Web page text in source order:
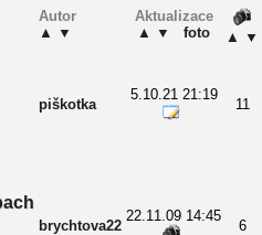
Autor
▲ ▼
Aktualizace
▲ ▼ foto ▲ ▼
piškotka
5.10.21 21:19
11
brychtova22
22.11.09 14:45
6